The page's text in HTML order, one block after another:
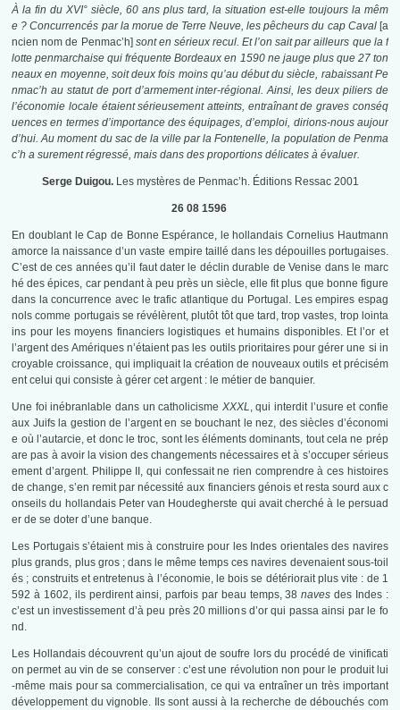
À la fin du XVI° siècle, 60 ans plus tard, la situation est-elle toujours la mêm
e ? Concurrencés par la morue de Terre Neuve, les pêcheurs du cap Caval [a
ncien nom de Penmac’h] sont en sérieux recul. Et l’on sait par ailleurs que la f
lotte penmarchaise qui fréquente Bordeaux en 1590 ne jauge plus que 27 ton
neaux en moyenne, soit deux fois moins qu’au début du siècle, rabaissant Pe
nmac’h au statut de port d’armement inter-régional. Ainsi, les deux piliers de
l’économie locale étaient sérieusement atteints, entraînant de graves conséq
uences en termes d’importance des équipages, d’emploi, dirions-nous aujour
d’hui. Au moment du sac de la ville par la Fontenelle, la population de Penma
c’h a surement régressé, mais dans des proportions délicates à évaluer.
Serge Duigou. Les mystères de Penmac’h. Éditions Ressac 2001
26 08 1596
En doublant le Cap de Bonne Espérance, le hollandais Cornelius Hautmann
amorce la naissance d’un vaste empire taillé dans les dépouilles portugaises.
C’est de ces années qu’il faut dater le déclin durable de Venise dans le marc
hé des épices, car pendant à peu près un siècle, elle fit plus que bonne figure
dans la concurrence avec le trafic atlantique du Portugal. Les empires espag
nols comme portugais se révélèrent, plutôt tôt que tard, trop vastes, trop lointa
ins pour les moyens financiers logistiques et humains disponibles. Et l’or et
l’argent des Amériques n’étaient pas les outils prioritaires pour gérer une si in
croyable croissance, qui impliquait la création de nouveaux outils et précisém
ent celui qui consiste à gérer cet argent : le métier de banquier.
Une foi inébranlable dans un catholicisme XXXL, qui interdit l’usure et confie
aux Juifs la gestion de l’argent en se bouchant le nez, des siècles d’économi
e où l’autarcie, et donc le troc, sont les éléments dominants, tout cela ne prép
are pas à avoir la vision des changements nécessaires et à s’occuper sérieus
ement d’argent. Philippe II, qui confessait ne rien comprendre à ces histoires
de change, s’en remit par nécessité aux financiers génois et resta sourd aux c
onseils du hollandais Peter van Houdegherste qui avait cherché à le persuad
er de se doter d’une banque.
Les Portugais s’étaient mis à construire pour les Indes orientales des navires
plus grands, plus gros ; dans le même temps ces navires devenaient sous-toil
és ; construits et entretenus à l’économie, le bois se détériorait plus vite : de 1
592 à 1602, ils perdirent ainsi, parfois par beau temps, 38naves des Indes :
c’est un investissement d’à peu près 20 millions d’or qui passa ainsi par le fo
nd.
Les Hollandais découvrent qu’un ajout de soufre lors du procédé de vinificati
on permet au vin de se conserver : c’est une révolution non pour le produit lui
-même mais pour sa commercialisation, ce qui va entraîner un très important
développement du vignoble. Ils sont aussi à la recherche de débouchés com